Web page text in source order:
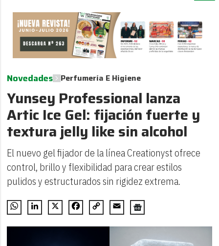
Novedades Perfumería E Higiene
Yunsey Professional lanza
Artic Ice Gel: fijación fuerte y
textura jelly like sin alcohol
El nuevo gel fijador de la línea Creationyst ofrece
control, brillo y flexibilidad para crear estilos
pulidos y estructurados sin rigidez extrema.
WhatsAppLinkedIn
X FacebookCopy
Email